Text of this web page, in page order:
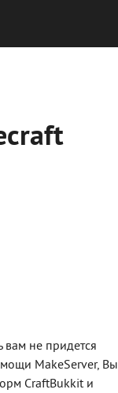
вам не придется
MakeServer, Вы
CraftBukkit и